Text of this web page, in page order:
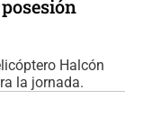
Halcón
la jornada.